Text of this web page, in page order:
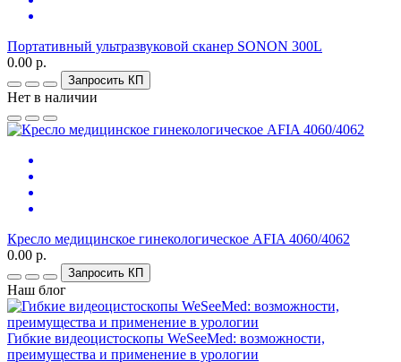
Портативный ультразвуковой сканер SONON 300L
0.00 р.
Запросить КП
Нет в наличии
Кресло медицинское гинекологическое AFIA 4060/4062
0.00 р.
Запросить КП
Наш блог
Гибкие видеоцистоскопы WeSeeMed: возможности,
преимущества и применение в урологии